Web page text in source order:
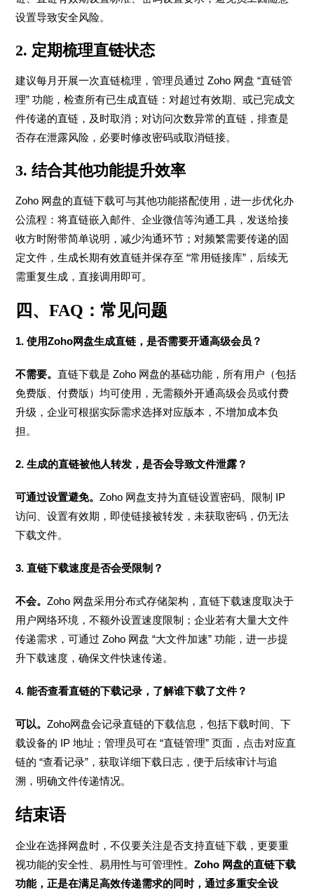
设置导致安全风险。
2. 定期梳理直链状态
建议每月开展一次直链梳理，管理员通过 Zoho 网盘 “直链管
理” 功能，检查所有已生成直链：对超过有效期、或已完成文
件传递的直链，及时取消；对访问次数异常的直链，排查是
否存在泄露风险，必要时修改密码或取消链接。
3. 结合其他功能提升效率
Zoho 网盘的直链下载可与其他功能搭配使用，进一步优化办
公流程：将直链嵌入邮件、企业微信等沟通工具，发送给接
收方时附带简单说明，减少沟通环节；对频繁需要传递的固
定文件，生成长期有效直链并保存至 “常用链接库”，后续无
需重复生成，直接调用即可。
四、FAQ：常见问题
1. 使用Zoho网盘生成直链，是否需要开通高级会员？
不需要。直链下载是 Zoho 网盘的基础功能，所有用户（包括
免费版、付费版）均可使用，无需额外开通高级会员或付费
升级，企业可根据实际需求选择对应版本，不增加成本负
担。
2. 生成的直链被他人转发，是否会导致文件泄露？
可通过设置避免。Zoho 网盘支持为直链设置密码、限制 IP
访问、设置有效期，即使链接被转发，未获取密码，仍无法
下载文件。
3. 直链下载速度是否会受限制？
不会。Zoho 网盘采用分布式存储架构，直链下载速度取决于
用户网络环境，不额外设置速度限制；企业若有大量大文件
传递需求，可通过 Zoho 网盘 “大文件加速” 功能，进一步提
升下载速度，确保文件快速传递。
4. 能否查看直链的下载记录，了解谁下载了文件？
可以。Zoho网盘会记录直链的下载信息，包括下载时间、下
载设备的 IP 地址；管理员可在 “直链管理” 页面，点击对应直
链的 “查看记录”，获取详细下载日志，便于后续审计与追
溯，明确文件传递情况。
结束语
企业在选择网盘时，不仅要关注是否支持直链下载，更要重
视功能的安全性、易用性与可管理性。Zoho 网盘的直链下载
功能，正是在满足高效传递需求的同时，通过多重安全设